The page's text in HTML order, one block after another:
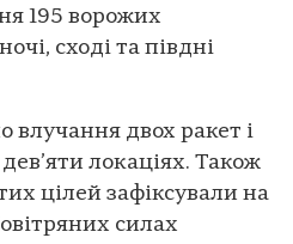
195 ворожих
сході та півдні
влучання двох ракет і
локаціях. Також
цілей зафіксували на
силах